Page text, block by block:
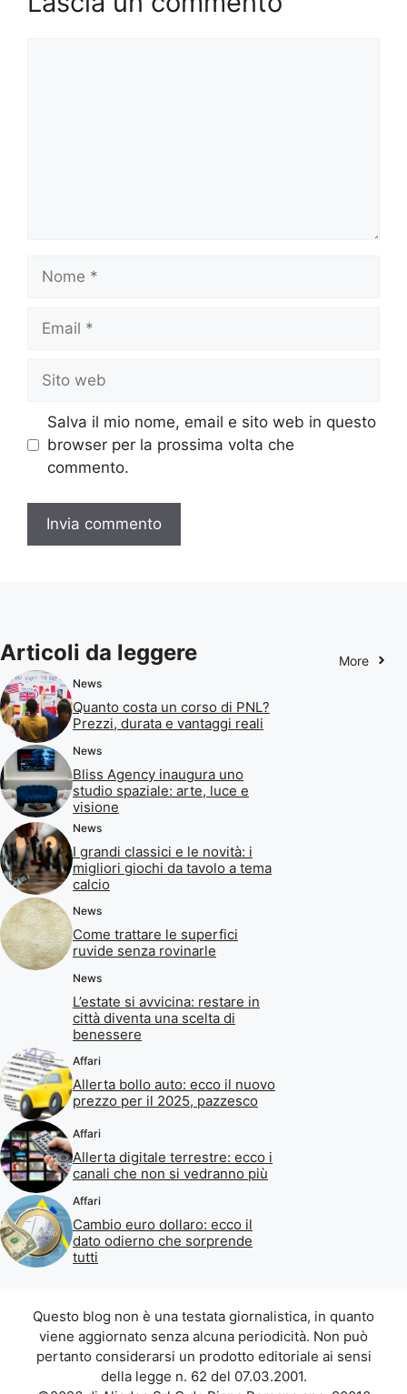
Nome
Email
Sito
web
Salva il mio nome, email e sito web in questo
browser per la prossima volta che
commento.
Articoli da leggere More
News
Quanto costa un corso di PNL?
Prezzi, durata e vantaggi reali
News
Bliss Agency inaugura uno
studio spaziale: arte, luce e
visione
News
I grandi classici e le novità: i
migliori giochi da tavolo a tema
calcio
News
Come trattare le superfici
ruvide senza rovinarle
News
L’estate si avvicina: restare in
città diventa una scelta di
benessere
Affari
Allerta bollo auto: ecco il nuovo
prezzo per il 2025, pazzesco
Affari
Allerta digitale terrestre: ecco i
canali che non si vedranno più
Affari
Cambio euro dollaro: ecco il
dato odierno che sorprende
tutti
Questo blog non è una testata giornalistica, in quanto
viene aggiornato senza alcuna periodicità. Non può
pertanto considerarsi un prodotto editoriale ai sensi
della legge n. 62 del 07.03.2001.